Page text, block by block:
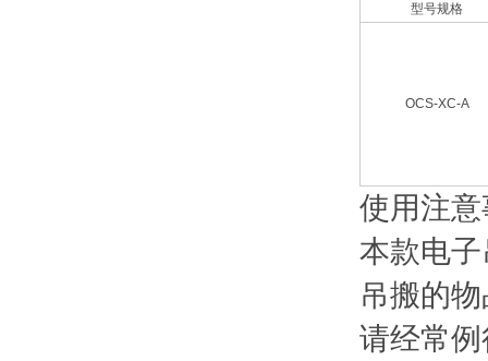
型号规格
OCS-XC-A
使用注
本款电
吊搬的
请经常